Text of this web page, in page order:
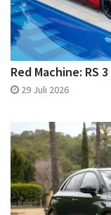
Red Machine: RS
29 Juli 2026